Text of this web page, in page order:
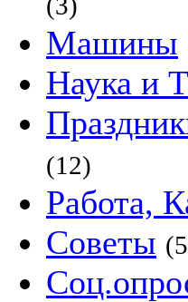
Машины
Наука и
(12)
Работа,
Советы